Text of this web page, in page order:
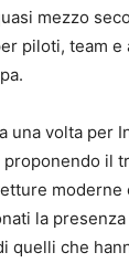
mezzo
piloti, team e
una volta per
proponendo il
moderne
la
quelli che